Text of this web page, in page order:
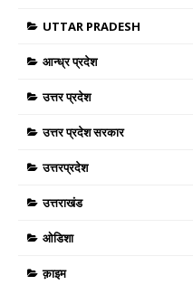
UTTAR PRADESH
आन्ध्र प्रदेश
उत्तर प्रदेश
उत्तर प्रदेश सरकार
उत्तरप्रदेश
उत्तराखंड
ओडिशा
क़ाइम